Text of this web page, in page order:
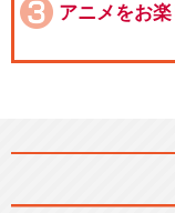
アニメをお